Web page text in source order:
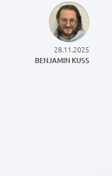
28.11.2025
BENJAMIN KUSS